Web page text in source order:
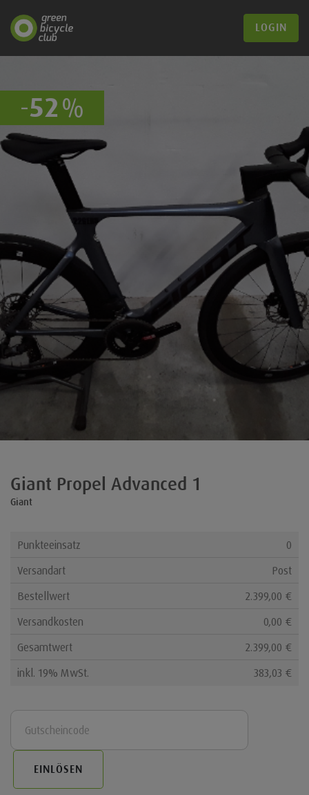
LOGIN
-52%
Giant Propel Advanced 1
Giant
Punkteeinsatz
0
Versandart
Post
Bestellwert
2.399,00 €
Versandkosten
0,00 €
Gesamtwert
2.399,00 €
inkl. 19% MwSt.
383,03 €
EINLÖSEN